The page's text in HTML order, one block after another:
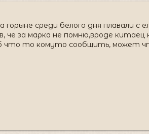
горыне среди белого дня плавали
че за марка не помню,вроде китаец
что то комуто сообщить, может